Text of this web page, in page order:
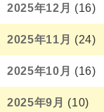
2025年12月 (16)
2025年11月 (24)
2025年10月 (16)
2025年9月 (10)